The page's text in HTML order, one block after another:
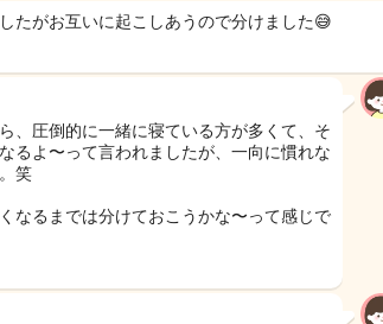
たがお互いに起こしあうので分けました😅
、圧倒的に一緒に寝ている方が多くて、そ
るよ〜って言われましたが、一向に慣れな
笑
なるまでは分けておこうかな〜って感じで